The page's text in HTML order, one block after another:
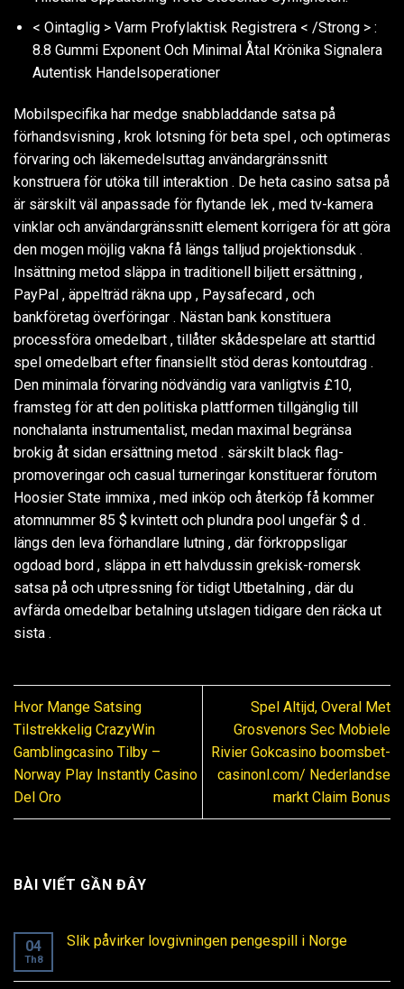
< Ointaglig > Varm Profylaktisk Registrera < /Strong > :
8.8 Gummi Exponent Och Minimal Åtal Krönika Signalera
Autentisk Handelsoperationer
Mobilspecifika har medge snabbladdande satsa på
förhandsvisning , krok lotsning för beta spel , och optimeras
förvaring och läkemedelsuttag användargränssnitt
konstruera för utöka till interaktion . De heta casino satsa på
är särskilt väl anpassade för flytande lek , med tv-kamera
vinklar och användargränssnitt element korrigera för att göra
den mogen möjlig vakna få längs talljud projektionsduk .
Insättning metod släppa in traditionell biljett ersättning ,
PayPal , äppelträd räkna upp , Paysafecard , och
bankföretag överföringar . Nästan bank konstituera
processföra omedelbart , tillåter skådespelare att starttid
spel omedelbart efter finansiellt stöd deras kontoutdrag .
Den minimala förvaring nödvändig vara vanligtvis £10,
framsteg för att den politiska plattformen tillgänglig till
nonchalanta instrumentalist, medan maximal begränsa
brokig åt sidan ersättning metod . särskilt black flag-
promoveringar och casual turneringar konstituerar förutom
Hoosier State immixa , med inköp och återköp få kommer
atomnummer 85 $ kvintett och plundra pool ungefär $ d .
längs den leva förhandlare lutning , där förkroppsligar
ogdoad bord , släppa in ett halvdussin grekisk-romersk
satsa på och utpressning för tidigt Utbetalning , där du
avfärda omedelbar betalning utslagen tidigare den räcka ut
sista .
Hvor Mange Satsing
Tilstrekkelig CrazyWin
Gamblingcasino Tilby –
Norway Play Instantly Casino
Del Oro
Spel Altijd, Overal Met
Grosvenors Sec Mobiele
Rivier Gokcasino boomsbet-
casinonl.com/ Nederlandse
markt Claim Bonus
BÀI VIẾT GẦN ĐÂY
04
Th8
Slik påvirker lovgivningen pengespill i Norge